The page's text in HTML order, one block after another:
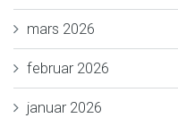
mars 2026
februar 2026
januar 2026